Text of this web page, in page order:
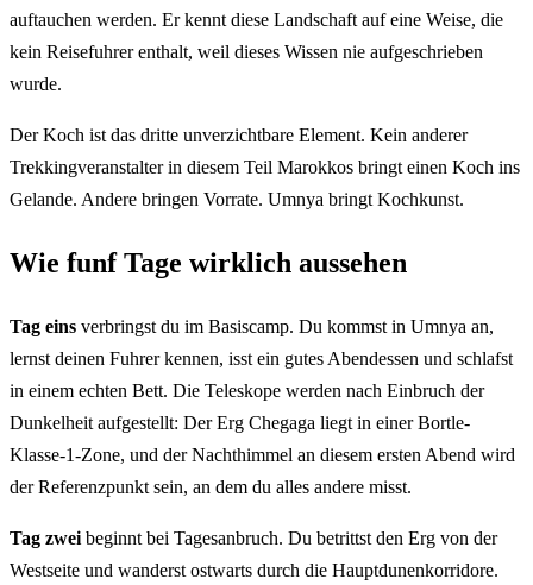
auftauchen werden. Er kennt diese Landschaft auf eine Weise, die
kein Reisefuhrer enthalt, weil dieses Wissen nie aufgeschrieben
wurde.
Der Koch ist das dritte unverzichtbare Element. Kein anderer
Trekkingveranstalter in diesem Teil Marokkos bringt einen Koch ins
Gelande. Andere bringen Vorrate. Umnya bringt Kochkunst.
Wie funf Tage wirklich aussehen
Tag eins verbringst du im Basiscamp. Du kommst in Umnya an,
lernst deinen Fuhrer kennen, isst ein gutes Abendessen und schlafst
in einem echten Bett. Die Teleskope werden nach Einbruch der
Dunkelheit aufgestellt: Der Erg Chegaga liegt in einer Bortle-
Klasse-1-Zone, und der Nachthimmel an diesem ersten Abend wird
der Referenzpunkt sein, an dem du alles andere misst.
Tag zwei beginnt bei Tagesanbruch. Du betrittst den Erg von der
Westseite und wanderst ostwarts durch die Hauptdunenkorridore.